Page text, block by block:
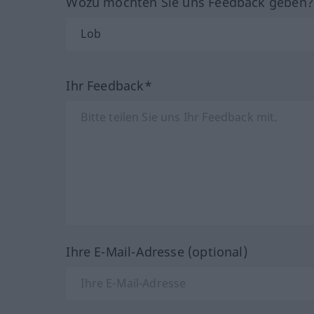
Ihr Feedback*
Ihre E-Mail-Adresse (optional)